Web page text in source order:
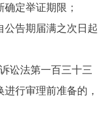
定举证期限；
公告期届满之次日起
讼法第一百三十三
行审理前准备的，